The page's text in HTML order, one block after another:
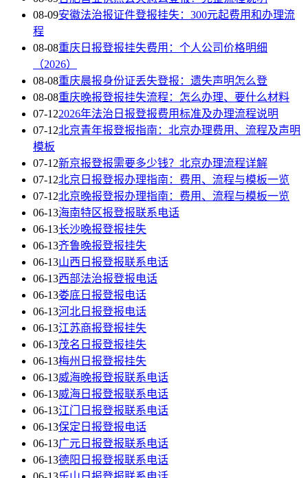
08-09安徽法治报证件登报挂失：300元起费用和办理流
程
08-08重庆日报登报挂失费用：个人公司价格明细
（2026）
08-08重庆晨报身份证丢失登报：遗失声明怎么登
08-08重庆晚报登报挂失流程：怎么办理、要什么材料
07-122026年法治日报登报费用标准及办理流程说明
07-12北京青年报登报指南：北京办理费用、流程及声明
模板
07-12新京报登报需要多少钱？北京办理流程详解
07-12北京日报登报办理指南：费用、流程与模板一览
07-12北京晚报登报办理指南：费用、流程与模板一览
06-13海南特区报登报联系电话
06-13长沙晚报登报挂失
06-13齐鲁晚报登报挂失
06-13山西日报登报联系电话
06-13西部法治报登报电话
06-13娄底日报登报电话
06-13河北日报登报电话
06-13江苏商报登报挂失
06-13茂名日报登报挂失
06-13梅州日报登报挂失
06-13威海晚报登报联系电话
06-13威海日报登报联系电话
06-13江门日报登报联系电话
06-13保定日报登报电话
06-13广元日报登报联系电话
06-13德阳日报登报联系电话